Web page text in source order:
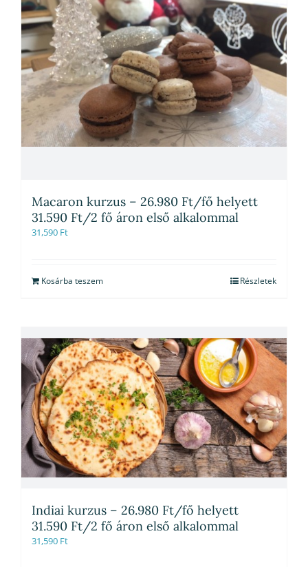
Macaron kurzus – 26.980 Ft/fő helyett
31.590 Ft/2 fő áron első alkalommal
31,590 Ft
Kosárba teszem Részletek
Indiai kurzus – 26.980 Ft/fő helyett
31.590 Ft/2 fő áron első alkalommal
31,590 Ft